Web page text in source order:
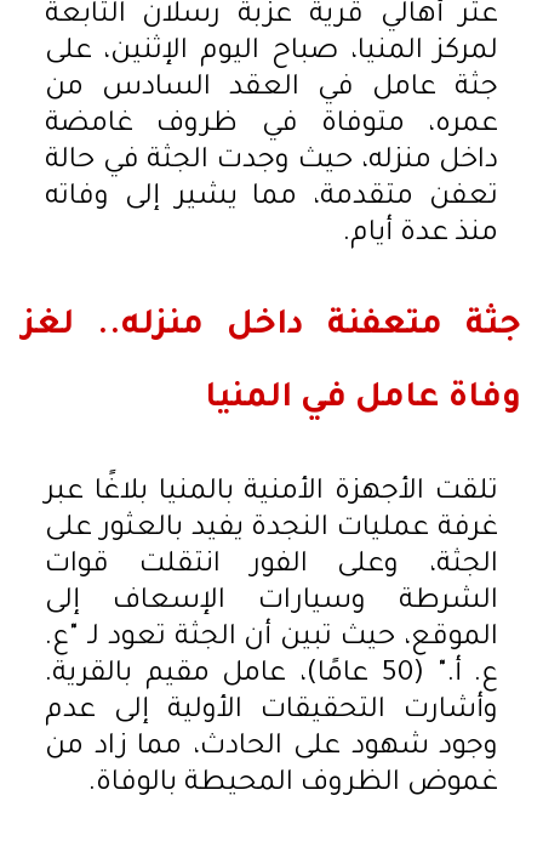
عثر أهالي قرية عزبة رسلان التابعة
لمركز المنيا، صباح اليوم الإثنين، على
جثة عامل في العقد السادس من
عمره، متوفاة في ظروف غامضة
داخل منزله، حيث وجدت الجثة في حالة
تعفن متقدمة، مما يشير إلى وفاته
منذ عدة أيام.
جثة متعفنة داخل منزله.. لغز
وفاة عامل في المنيا
تلقت الأجهزة الأمنية بالمنيا بلاغًا عبر
غرفة عمليات النجدة يفيد بالعثور على
الجثة، وعلى الفور انتقلت قوات
الشرطة وسيارات الإسعاف إلى
الموقع، حيث تبين أن الجثة تعود لـ "ع.
ع. أ." (50 عامًا)، عامل مقيم بالقرية.
وأشارت التحقيقات الأولية إلى عدم
وجود شهود على الحادث، مما زاد من
غموض الظروف المحيطة بالوفاة.